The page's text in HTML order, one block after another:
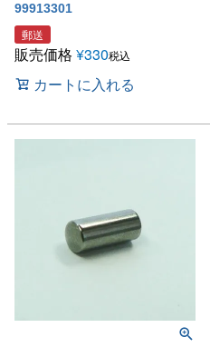
99913301
郵送
販売価格 ¥330税込
カートに入れる